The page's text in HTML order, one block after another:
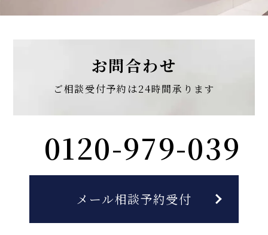
お問合わせ
ご相談受付予約は24時間承ります
0120-979-039
メール相談予約受付